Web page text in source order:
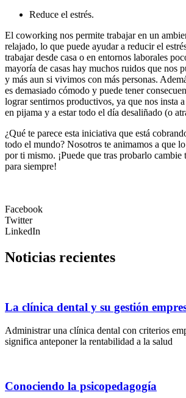
Reduce el estrés.
El coworking nos permite trabajar en un
relajado, lo que puede ayudar a reducir el
trabajar desde casa o en entornos laborales
mayoría de casas hay muchos ruidos que nos
y más aun si vivimos con más personas.
es demasiado cómodo y puede tener
lograr sentirnos productivos, ya que nos insta
en pijama y a estar todo el día desaliñado (o
¿Qué te parece esta iniciativa que está
todo el mundo? Nosotros te animamos a que
por ti mismo. ¡Puede que tras probarlo cambie
para siempre!
Facebook
Twitter
LinkedIn
Noticias recientes
La clínica dental y su gestión
Administrar una clínica dental con criterios
significa anteponer la rentabilidad a la salud
Conociendo la psicopedagogía